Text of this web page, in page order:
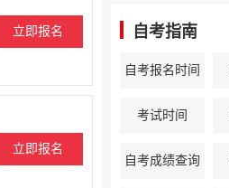
立即报名
立即报名
自考指南
自考报名时间
汇总
考试时间
自考成绩查询